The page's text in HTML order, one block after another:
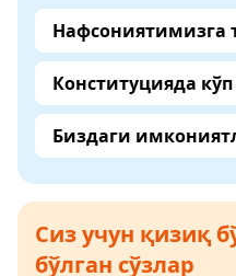
Нафсониятимизга
Конституцияда
Биздаги
Сиз учун қизиқ
бўлган сўзлар